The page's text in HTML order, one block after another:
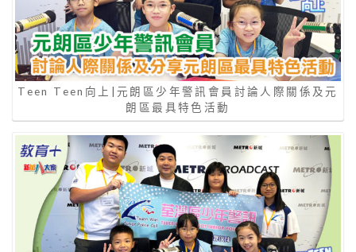
Teen Teen向上|元朗區少年警訊會員討論人際關係及元
朗區最具特色活動